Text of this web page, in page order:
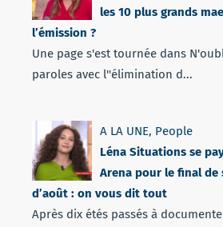
les 10 plus grands
l’émission ?
Une page s'est tournée dans
paroles avec l''élimination d...
A LA UNE, People
Léna Situations se
Arena pour le final de
d’août : on vous dit tout
Après dix étés passés à